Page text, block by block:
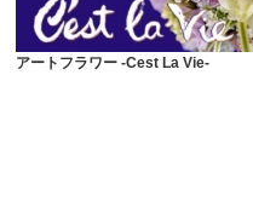
アートフラワー -Cest La Vie-